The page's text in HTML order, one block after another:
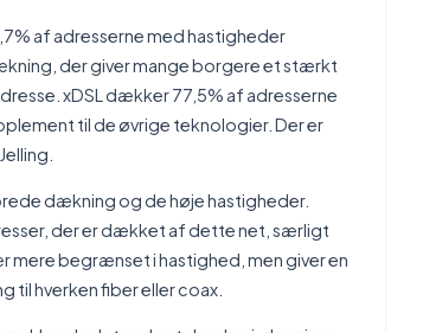
af adresserne med hastigheder
der giver mange borgere et stærkt
xDSL dækker 77,5% af adresserne
til de øvrige teknologier. Der er
dækning og de høje hastigheder.
der er dækket af dette net, særligt
mere begrænset i hastighed, men giver en
til hverken fiber eller coax.